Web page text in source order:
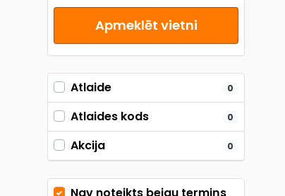
Apmeklēt vietni
Atlaide 0
Atlaides kods 0
Akcija 0
Nav noteikts beigu termiņs